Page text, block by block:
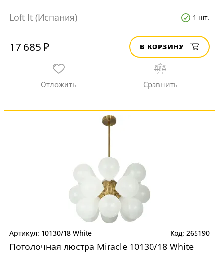
Loft It (Испания) 1 шт.
17 685 ₽ В КОРЗИНУ
10130/18 White 265190
Потолочная люстра Miracle 10130/18 White